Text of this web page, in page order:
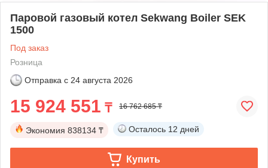
Паровой газовый котел Sekwang Boiler SEK
1500
Под заказ
Розница
Отправка с 24 августа 2026
15 924 551 ₸ 16 762 685 ₸
Экономия 838134 ₸ Осталось 12 дней
Купить